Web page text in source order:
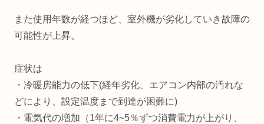
また使用年数が経つほど、室外機が劣化していき故障の
可能性が上昇。
症状は
・冷暖房能力の低下(経年劣化、エアコン内部の汚れな
どにより、設定温度まで到達が困難に)
・電気代の増加（1年に4~5％ずつ消費電力が上がり、